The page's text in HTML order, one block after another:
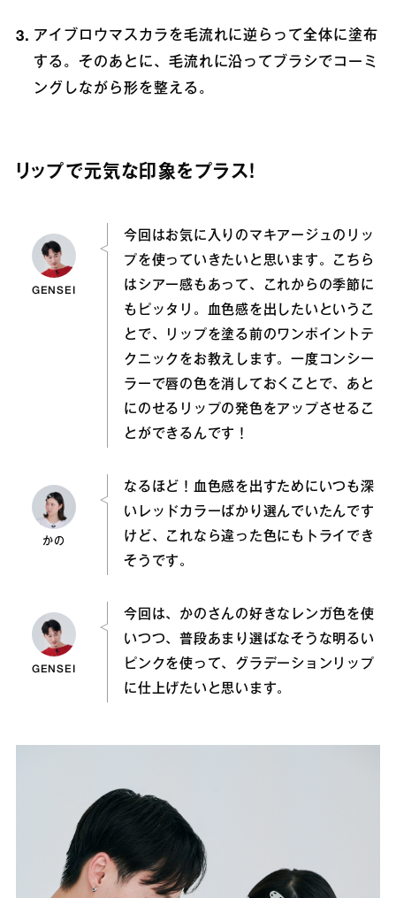
アイブロウマスカラを毛流れに逆らって全体に塗布
する。そのあとに、毛流れに沿ってブラシでコーミ
ングしながら形を整える。
リップで元気な印象をプラス！
GENSEI
今回はお気に入りのマキアージュのリッ
プを使っていきたいと思います。こちら
はシアー感もあって、これからの季節に
もピッタリ。血色感を出したいというこ
とで、リップを塗る前のワンポイントテ
クニックをお教えします。一度コンシー
ラーで唇の色を消しておくことで、あと
にのせるリップの発色をアップさせるこ
とができるんです！
かの
なるほど！血色感を出すためにいつも深
いレッドカラーばかり選んでいたんです
けど、これなら違った色にもトライでき
そうです。
GENSEI
今回は、かのさんの好きなレンガ色を使
いつつ、普段あまり選ばなそうな明るい
ピンクを使って、グラデーションリップ
に仕上げたいと思います。